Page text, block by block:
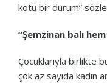
kötü bir durum”
“Şemzinan balı
Çocuklarıyla birlikte
çok az sayıda kadın